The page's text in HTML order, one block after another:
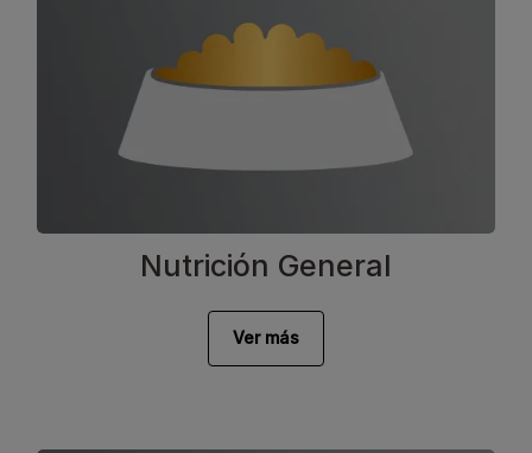
Nutrición General
Ver más